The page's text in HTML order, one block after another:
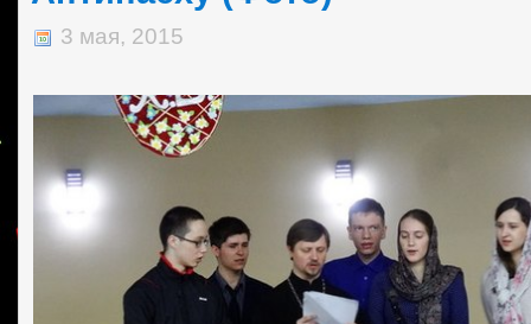
3 мая, 2015